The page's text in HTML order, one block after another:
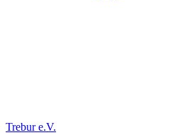
Trebur e.V.